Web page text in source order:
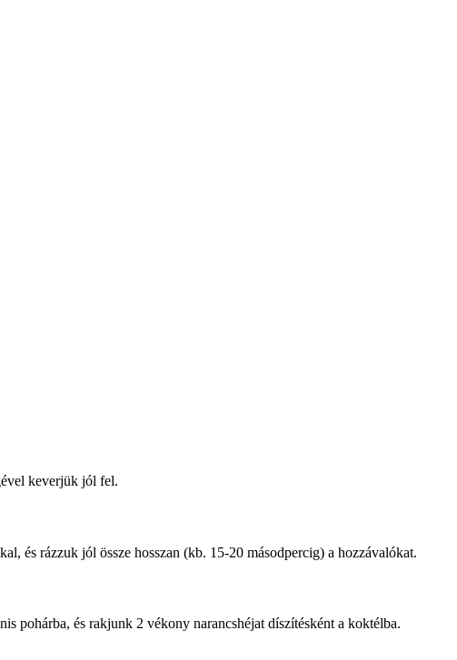
keverjük jól fel.
és rázzuk jól össze hosszan (kb. 15-20 másodpercig) a hozzávalókat.
pohárba, és rakjunk 2 vékony narancshéjat díszítésként a koktélba.